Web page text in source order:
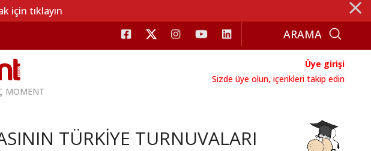
için tıklayın ⨯
Üye girişi
Sizde üye olun, içerikleri takip edin
MOMENT
TÜRKİYE TURNUVALARI